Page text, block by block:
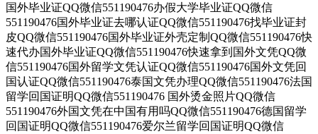
国外毕业证QQ微信551190476办假大学毕业证QQ微信
551190476国外毕业证去哪认证QQ微信551190476找毕业证封
皮QQ微信551190476国外毕业证外壳定制QQ微信551190476快
速代办国外毕业证QQ微信551190476快速拿到国外文凭QQ微
信551190476国外留学文凭认证QQ微信551190476国外文凭回
国认证QQ微信551190476泰国文凭办理QQ微信551190476法国
留学回国证明QQ微信551190476 国外烫金照片QQ微信
551190476外国文凭在中国有用吗QQ微信551190476德国留学
回国证明QQ微信551190476爱尔兰留学回国证明QQ微信